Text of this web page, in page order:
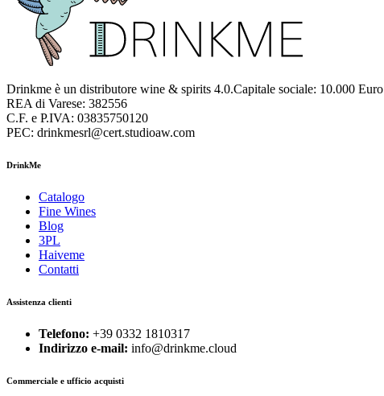
Drinkme è un distributore wine & spirits 4.0.Capitale sociale: 10.000 Euro
REA di Varese: 382556
C.F. e P.IVA: 03835750120
PEC: drinkmesrl@cert.studioaw.com
DrinkMe
Catalogo
Fine Wines
Blog
3PL
Haiveme
Contatti
Assistenza clienti
Telefono: +39 0332 1810317
Indirizzo e-mail: info@drinkme.cloud
Commerciale e ufficio acquisti